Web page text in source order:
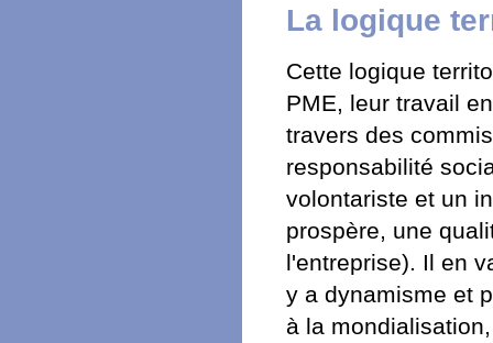
La logique
Cette logique
PME, leur travail
travers des
responsabilité
volontariste et un
prospère, une
l'entreprise). Il en
y a dynamisme et
à la